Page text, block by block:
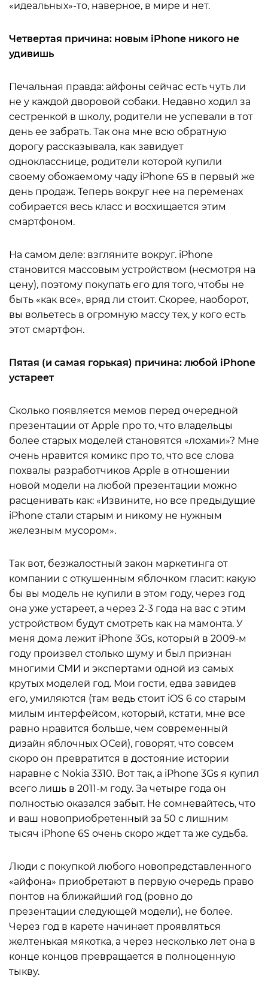
«идеальных»-то, наверное, в мире и нет.
Четвертая причина: новым iPhone никого не
удивишь
Печальная правда: айфоны сейчас есть чуть ли
не у каждой дворовой собаки. Недавно ходил за
сестренкой в школу, родители не успевали в тот
день ее забрать. Так она мне всю обратную
дорогу рассказывала, как завидует
однокласснице, родители которой купили
своему обожаемому чаду iPhone 6S в первый же
день продаж. Теперь вокруг нее на переменах
собирается весь класс и восхищается этим
смартфоном.
На самом деле: взгляните вокруг. iPhone
становится массовым устройством (несмотря на
цену), поэтому покупать его для того, чтобы не
быть «как все», вряд ли стоит. Скорее, наоборот,
вы вольетесь в огромную массу тех, у кого есть
этот смартфон.
Пятая (и самая горькая) причина: любой iPhone
устареет
Сколько появляется мемов перед очередной
презентации от Apple про то, что владельцы
более старых моделей становятся «лохами»? Мне
очень нравится комикс про то, что все слова
похвалы разработчиков Apple в отношении
новой модели на любой презентации можно
расценивать как: «Извините, но все предыдущие
iPhone стали старым и никому не нужным
железным мусором».
Так вот, безжалостный закон маркетинга от
компании с откушенным яблочком гласит: какую
бы вы модель не купили в этом году, через год
она уже устареет, а через 2-3 года на вас с этим
устройством будут смотреть как на мамонта. У
меня дома лежит iPhone 3Gs, который в 2009-м
году произвел столько шуму и был признан
многими СМИ и экспертами одной из самых
крутых моделей год. Мои гости, едва завидев
его, умиляются (там ведь стоит iOS 6 со старым
милым интерфейсом, который, кстати, мне все
равно нравится больше, чем современный
дизайн яблочных ОСей), говорят, что совсем
скоро он превратится в достояние истории
наравне с Nokia 3310. Вот так, а iPhone 3Gs я купил
всего лишь в 2011-м году. За четыре года он
полностью оказался забыт. Не сомневайтесь, что
и ваш новоприобретенный за 50 с лишним
тысяч iPhone 6S очень скоро ждет та же судьба.
Люди с покупкой любого новопредставленного
«айфона» приобретают в первую очередь право
понтов на ближайший год (ровно до
презентации следующей модели), не более.
Через год в карете начинает проявляться
желтенькая мякотка, а через несколько лет она в
конце концов превращается в полноценную
тыкву.